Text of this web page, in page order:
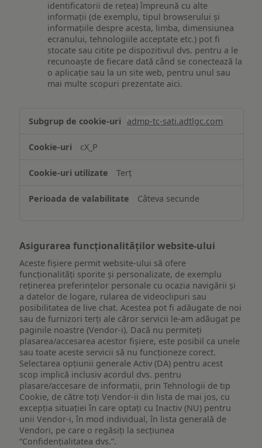
identificatorii de rețea) împreună cu alte
informații (de exemplu, tipul browserului și
informațiile despre acesta, limba, dimensiunea
ecranului, tehnologiile acceptate etc.) pot fi
stocate sau citite pe dispozitivul dvs. pentru a le
recunoaște de fiecare dată când se conectează la
o aplicație sau la un site web, pentru unul sau
mai multe scopuri prezentate aici.
și/sau
informațiilor
pe
dispozitiv
admp-tc-sati.adtlgc.com
cX_P
Terț
Câteva secunde
Asigurarea funcționalităților website-ului
Aceste fișiere permit website-ului să ofere
funcționalități sporite și personalizate, de exemplu
reţinerea preferinţelor personale cu ocazia navigării și
a datelor de logare, rularea de videoclipuri sau
posibilitatea de live chat. Acestea pot fi adăugate de noi
sau de furnizori terți ale căror servicii le-am adăugat pe
paginile noastre (Vendor-i). Dacă nu permiteți
plasarea/accesarea acestor fișiere, este posibil ca unele
sau toate aceste servicii să nu funcționeze corect.
Selectarea opțiunii generale Activ (DA) pentru acest
scop implică inclusiv acordul dvs. pentru
plasare/accesare de informații, prin Tehnologii de tip
Cookie, de către toți Vendor-ii din lista de mai jos, cu
excepția situației în care optați cu Inactiv (NU) pentru
unii Vendor-i, în mod individual, în lista generală de
Vendori, pe care o regăsiți la secțiunea
“Confidențialitatea dvs.”.